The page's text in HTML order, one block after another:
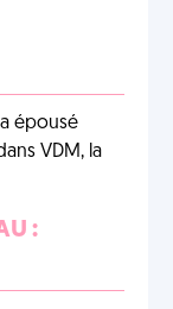
épousé
VDM, la
: